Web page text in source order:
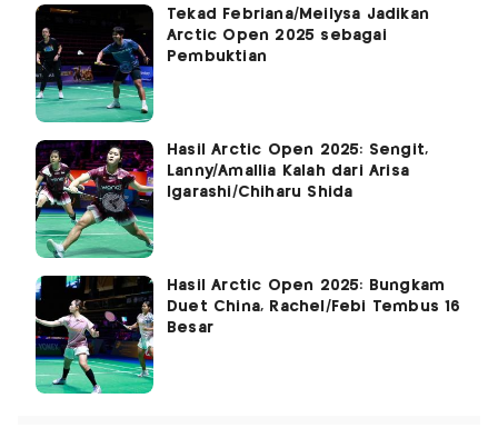
Tekad Febriana/Meilysa Jadikan
Arctic Open 2025 sebagai
Pembuktian
Hasil Arctic Open 2025: Sengit,
Lanny/Amallia Kalah dari Arisa
Igarashi/Chiharu Shida
Hasil Arctic Open 2025: Bungkam
Duet China, Rachel/Febi Tembus 16
Besar